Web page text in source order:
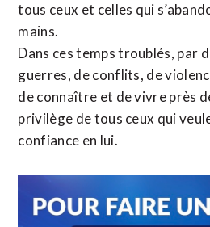
tous ceux et celles qui
mains.
Dans ces temps troublés, par
guerres, de conflits, de
de connaître et de vivre près
privilège de tous ceux qui
confiance en lui.